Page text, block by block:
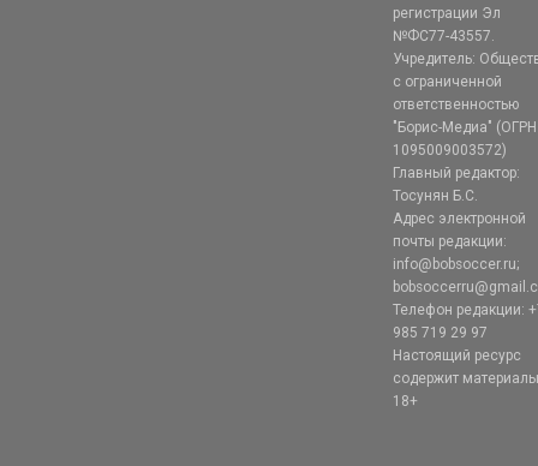
регистрации Эл
№ФС77-43557.
Учредитель:
с ограниченной
ответственностью
"Борис-Медиа" (ОГРН
1095009003572)
Главный редактор:
Тосунян Б.С.
Адрес электронной
почты редакции:
info@bobsoccer.ru;
Телефон редакции:
985 719 29 97
Настоящий ресурс
содержит
18+